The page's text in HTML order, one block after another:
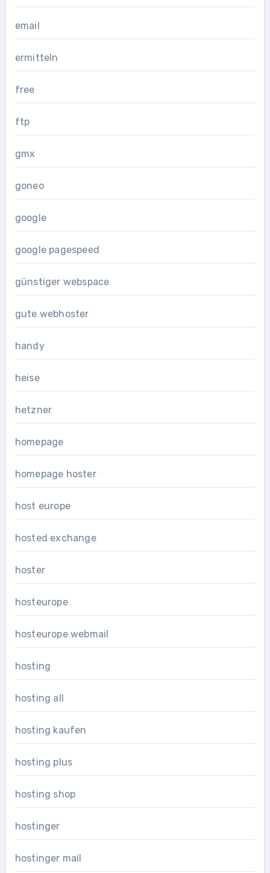
email
ermitteln
free
ftp
gmx
goneo
google
google pagespeed
günstiger webspace
gute webhoster
handy
heise
hetzner
homepage
homepage hoster
host europe
hosted exchange
hoster
hosteurope
hosteurope webmail
hosting
hosting all
hosting kaufen
hosting plus
hosting shop
hostinger
hostinger mail